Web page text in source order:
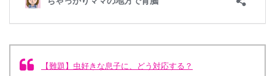
【難題】虫好きな息子に、どう対応する？